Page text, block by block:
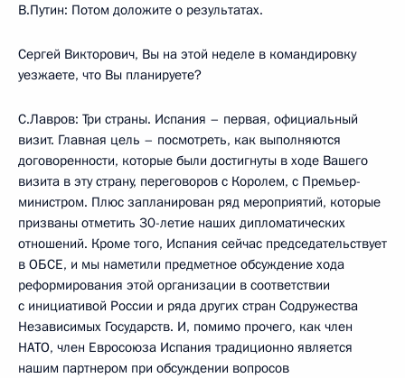
В.Путин: Потом доложите о результатах.
Сергей Викторович, Вы на этой неделе в командировку
уезжаете, что Вы планируете?
С.Лавров: Три страны. Испания – первая, официальный
визит. Главная цель – посмотреть, как выполняются
договоренности, которые были достигнуты в ходе Вашего
визита в эту страну, переговоров с Королем, с Премьер-
министром. Плюс запланирован ряд мероприятий, которые
призваны отметить 30-летие наших дипломатических
отношений. Кроме того, Испания сейчас председательствует
в ОБСЕ, и мы наметили предметное обсуждение хода
реформирования этой организации в соответствии
с инициативой России и ряда других стран Содружества
Независимых Государств. И, помимо прочего, как член
НАТО, член Евросоюза Испания традиционно является
нашим партнером при обсуждении вопросов